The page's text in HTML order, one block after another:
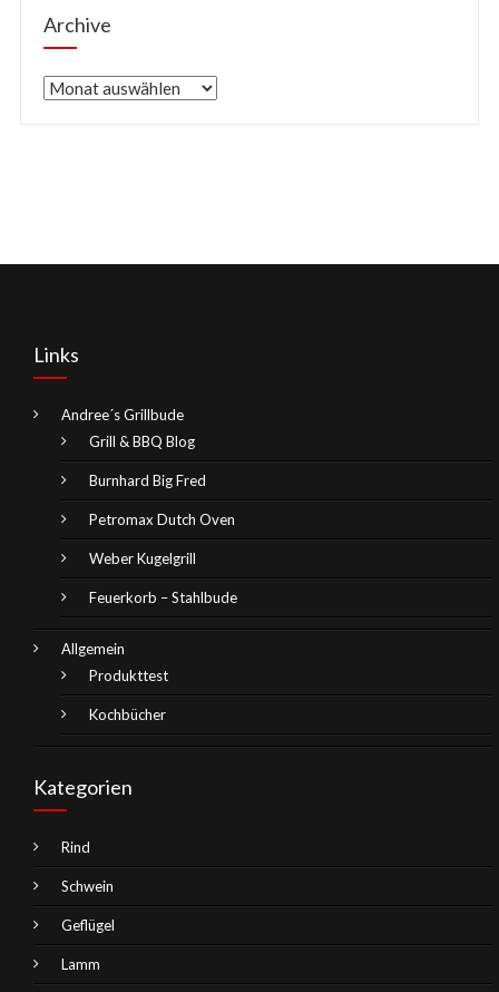
Archive
Archive
Links
Andree´s Grillbude
Grill & BBQ Blog
Burnhard Big Fred
Petromax Dutch Oven
Weber Kugelgrill
Feuerkorb – Stahlbude
Allgemein
Produkttest
Kochbücher
Kategorien
Rind
Schwein
Geflügel
Lamm